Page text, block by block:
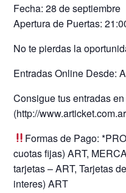
Fecha: 28 de septiembre
Apertura de Puertas:
No te pierdas la
Entradas Online Desde:
Consigue tus entradas
(http://
Formas de Pago:
cuotas fijas) ART,
tarjetas – ART, Tarjetas
interes) ART